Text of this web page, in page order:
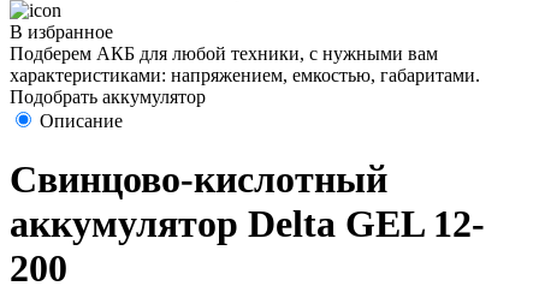
В избранное
Подберем АКБ для любой техники, с нужными вам
характеристиками: напряжением, емкостью, габаритами.
Подобрать аккумулятор
Описание
Свинцово-кислотный
аккумулятор Delta GEL 12-
200